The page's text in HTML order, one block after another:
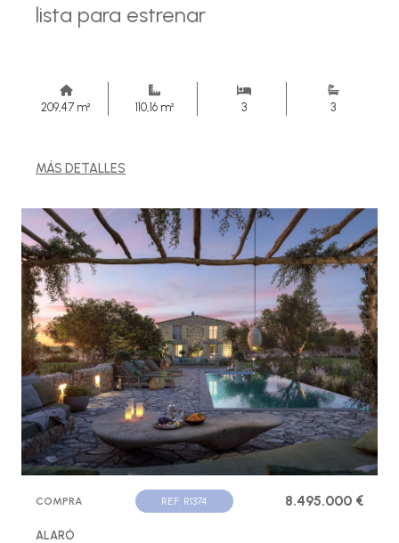
lista para estrenar
209,47 m² 110,16 m² 3 3
MÁS DETALLES
COMPRA REF. R1374 8.495.000 €
ALARÓ